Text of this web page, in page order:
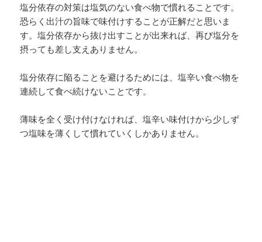
塩分依存の対策は塩気のない食べ物で慣れることです。
恐らく出汁の旨味で味付けすることが正解だと思いま
す。塩分依存から抜け出すことが出来れば、再び塩分を
摂っても差し支えありません。
塩分依存に陥ることを避けるためには、塩辛い食べ物を
連続して食べ続けないことです。
薄味を全く受け付けなければ、塩辛い味付けから少しず
つ塩味を薄くして慣れていくしかありません。